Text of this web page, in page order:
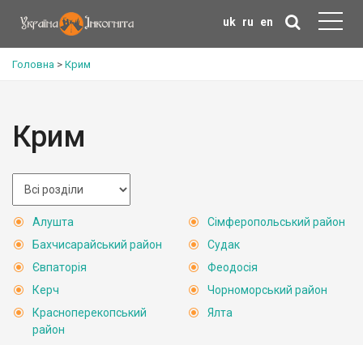
uk ru en
Головна > Крим
Крим
Алушта
Бахчисарайський район
Євпаторія
Керч
Красноперекопський
район
Сімферопольський район
Судак
Феодосія
Чорноморський район
Ялта